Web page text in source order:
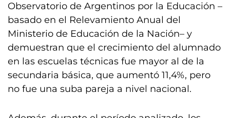
Observatorio de Argentinos por la Educación –
basado en el Relevamiento Anual del
Ministerio de Educación de la Nación– y
demuestran que el crecimiento del alumnado
en las escuelas técnicas fue mayor al de la
secundaria básica, que aumentó 11,4%, pero
no fue una suba pareja a nivel nacional.